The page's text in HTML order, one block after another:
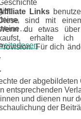
Links
sind mit
du etwas
erhalte ich
Für dich
der abgebildeten
entsprechenden
und dienen nur
der